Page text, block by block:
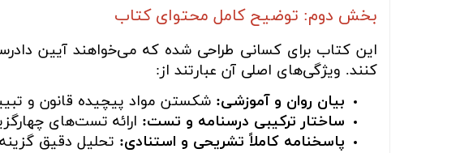
بخش دوم: توضیح کامل محتوای کتاب
این کتاب برای کسانی طراحی شده که می‌خواهند آیین
کنند. ویژگی‌های اصلی آن عبارتند از:
بیان روان و آموزشی: شکستن مواد پیچیده قانون و
ساختار ترکیبی درسنامه و تست: ارائه تست‌های
پاسخنامه کاملاً تشریحی و استنادی: تحلیل دقیق